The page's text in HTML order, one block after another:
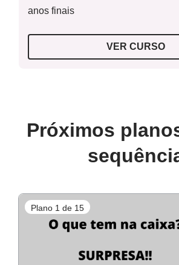
anos finais
VER CURSO
Próximos
Plano 1 de 15